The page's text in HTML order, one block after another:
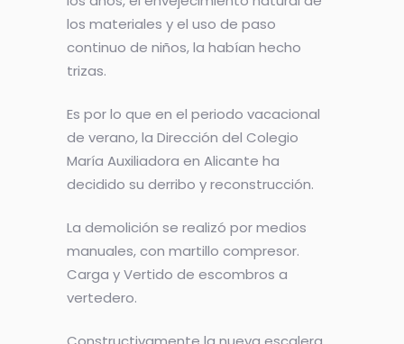
los materiales y el uso de paso
continuo de niños, la habían hecho
trizas.
Es por lo que en el periodo vacacional
de verano, la Dirección del Colegio
María Auxiliadora en Alicante ha
decidido su derribo y reconstrucción.
La demolición se realizó por medios
manuales, con martillo compresor.
Carga y Vertido de escombros a
vertedero.